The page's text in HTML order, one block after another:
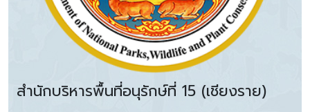
สำนักบริหารพื้นที่อนุรักษ์ที่ 15 (เชียงราย)